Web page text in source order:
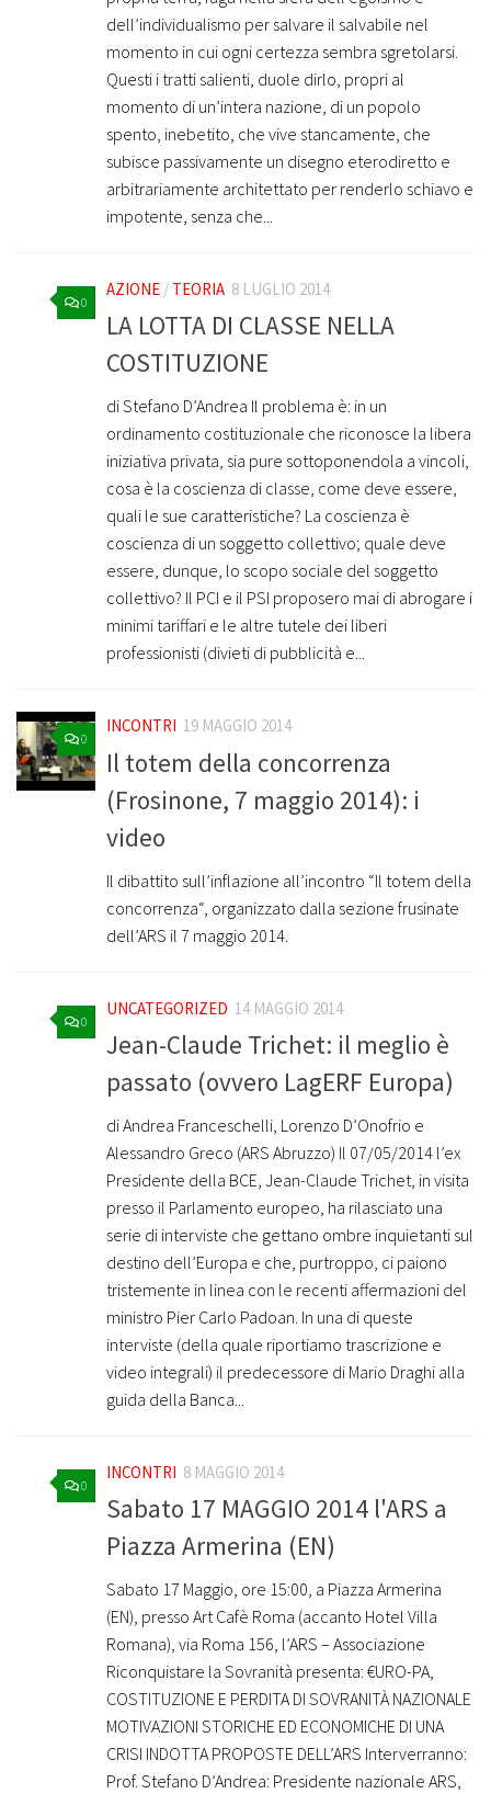
dell’individualismo per salvare il salvabile nel
momento in cui ogni certezza sembra sgretolarsi.
Questi i tratti salienti, duole dirlo, propri al
momento di un’intera nazione, di un popolo
spento, inebetito, che vive stancamente, che
subisce passivamente un disegno eterodiretto e
arbitrariamente architettato per renderlo schiavo e
impotente, senza che...
0
AZIONE / TEORIA 8 LUGLIO 2014
LA LOTTA DI CLASSE NELLA
COSTITUZIONE
di Stefano D’Andrea Il problema è: in un
ordinamento costituzionale che riconosce la libera
iniziativa privata, sia pure sottoponendola a vincoli,
cosa è la coscienza di classe, come deve essere,
quali le sue caratteristiche? La coscienza è
coscienza di un soggetto collettivo; quale deve
essere, dunque, lo scopo sociale del soggetto
collettivo? Il PCI e il PSI proposero mai di abrogare i
minimi tariffari e le altre tutele dei liberi
professionisti (divieti di pubblicità e...
0
INCONTRI 19 MAGGIO 2014
Il totem della concorrenza
(Frosinone, 7 maggio 2014): i
video
Il dibattito sull’inflazione all’incontro “Il totem della
concorrenza“, organizzato dalla sezione frusinate
dell’ARS il 7 maggio 2014.
0
UNCATEGORIZED 14 MAGGIO 2014
Jean-Claude Trichet: il meglio è
passato (ovvero LagERF Europa)
di Andrea Franceschelli, Lorenzo D’Onofrio e
Alessandro Greco (ARS Abruzzo) Il 07/05/2014 l’ex
Presidente della BCE, Jean-Claude Trichet, in visita
presso il Parlamento europeo, ha rilasciato una
serie di interviste che gettano ombre inquietanti sul
destino dell’Europa e che, purtroppo, ci paiono
tristemente in linea con le recenti affermazioni del
ministro Pier Carlo Padoan. In una di queste
interviste (della quale riportiamo trascrizione e
video integrali) il predecessore di Mario Draghi alla
guida della Banca...
0
INCONTRI 8 MAGGIO 2014
Sabato 17 MAGGIO 2014 l'ARS a
Piazza Armerina (EN)
Sabato 17 Maggio, ore 15:00, a Piazza Armerina
(EN), presso Art Cafè Roma (accanto Hotel Villa
Romana), via Roma 156, l’ARS – Associazione
Riconquistare la Sovranità presenta: €URO-PA,
COSTITUZIONE E PERDITA DI SOVRANITÀ NAZIONALE
MOTIVAZIONI STORICHE ED ECONOMICHE DI UNA
CRISI INDOTTA PROPOSTE DELL’ARS Interverranno:
Prof. Stefano D’Andrea: Presidente nazionale ARS,